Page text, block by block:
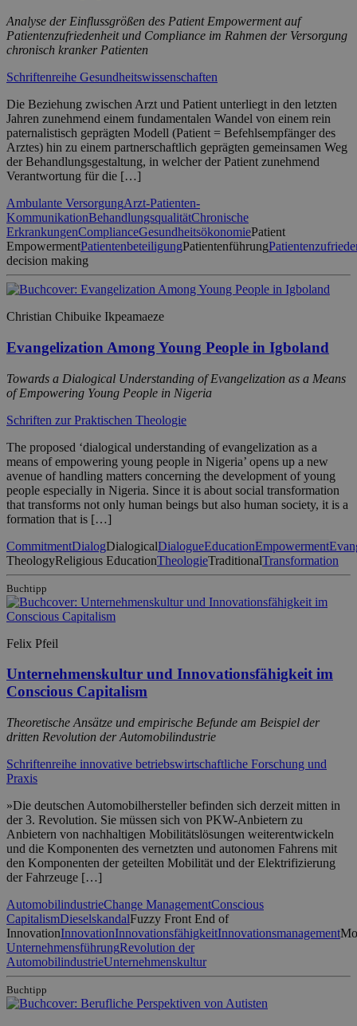
Analyse der Einflussgrößen des Patient Empowerment auf
Patientenzufriedenheit und Compliance im Rahmen der Versorgung
chronisch kranker Patienten
Schriftenreihe Gesundheitswissenschaften
Die Beziehung zwischen Arzt und Patient unterliegt in den letzten
Jahren zunehmend einem fundamentalen Wandel von einem rein
paternalistisch geprägten Modell (Patient = Befehlsempfänger des
Arztes) hin zu einem partnerschaftlich geprägten gemeinsamen Weg
der Behandlungsgestaltung, in welcher der Patient zunehmend
Verantwortung für die […]
Ambulante VersorgungArzt-Patienten-
KommunikationBehandlungsqualitätChronische
ErkrankungenComplianceGesundheitsökonomiePatient
EmpowermentPatientenbeteiligungPatientenführung
decision making
Christian Chibuike Ikpeamaeze
Evangelization Among Young People in Igboland
Towards a Dialogical Understanding of Evangelization as a Means
of Empowering Young People in Nigeria
Schriften zur Praktischen Theologie
The proposed ‘dialogical understanding of evangelization as a
means of empowering young people in Nigeria’ opens up a new
avenue of handling matters concerning the development of young
people especially in Nigeria. Since it is about social transformation
that transforms not only human beings but also human society, it is a
formation that is […]
CommitmentDialogDialogicalDialogueEducationEmpowerment
TheologyReligious EducationTheologieTraditionalTransformation
Buchtipp
Felix Pfeil
Unternehmenskultur und Innovationsfähigkeit im
Conscious Capitalism
Theoretische Ansätze und empirische Befunde am Beispiel der
dritten Revolution der Automobilindustrie
Schriftenreihe innovative betriebswirtschaftliche Forschung und
Praxis
»Die deutschen Automobilhersteller befinden sich derzeit mitten in
der 3. Revolution. Sie müssen sich von PKW-Anbietern zu
Anbietern von nachhaltigen Mobilitätslösungen weiterentwickeln
und die Komponenten des vernetzten und autonomen Fahrens mit
den Komponenten der geteilten Mobilität und der Elektrifizierung
der Fahrzeuge […]
AutomobilindustrieChange ManagementConscious
CapitalismDieselskandalFuzzy Front End of
InnovationInnovationInnovationsfähigkeitInnovationsmanagement
UnternehmensführungRevolution der
AutomobilindustrieUnternehmenskultur
Buchtipp